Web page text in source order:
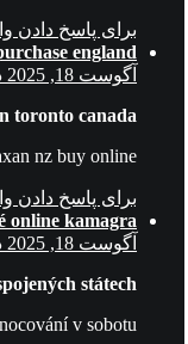
برای پاسخ دادن
england
آگوست 18, 2025 در 10:01 ق.ظ
toronto canada
nz buy online
برای پاسخ دادن
online kamagra
آگوست 18, 2025 در 12:53 ب.ظ
státech
v sobotu